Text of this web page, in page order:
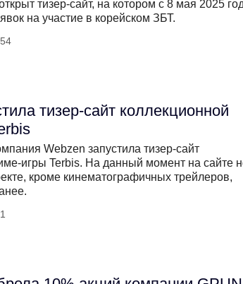
тизер-сайт, на котором с 8 мая 2025
на участие в корейском ЗБТ.
тизер-сайт коллекционной
Webzen запустила тизер-сайт
игры Terbis. На данный момент на сайте
кроме кинематографичных трейлеров,